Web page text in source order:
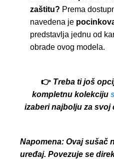
zaštitu? Prema
navedena je
predstavlja jednu od
obrade ovog modela.
👉 Treba ti još
kompletnu kolekciju
izaberi najbolju za svoj
Napomena: Ovaj sušač
uređaj. Povezuje se